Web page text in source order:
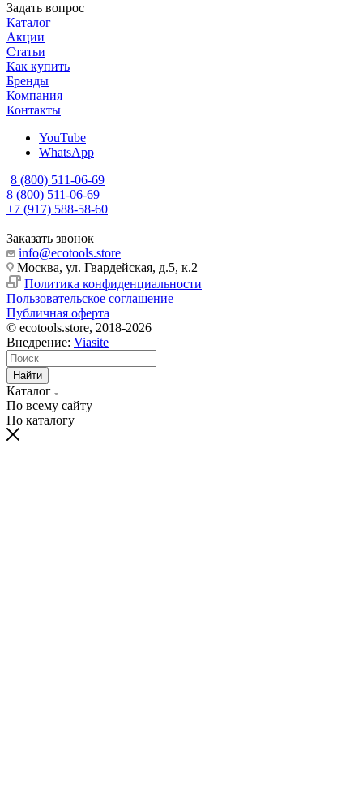
Задать вопрос
Каталог
Акции
Статьи
Как купить
Бренды
Компания
Контакты
YouTube
WhatsApp
8 (800) 511-06-69
8 (800) 511-06-69
+7 (917) 588-58-60
Заказать звонок
info@ecotools.store
Москва, ул. Гвардейская, д.5, к.2
Политика конфиденциальности
Пользовательское соглашение
Публичная оферта
© ecotools.store, 2018-2026
Внедрение: Viasite
Найти
Каталог
По всему сайту
По каталогу